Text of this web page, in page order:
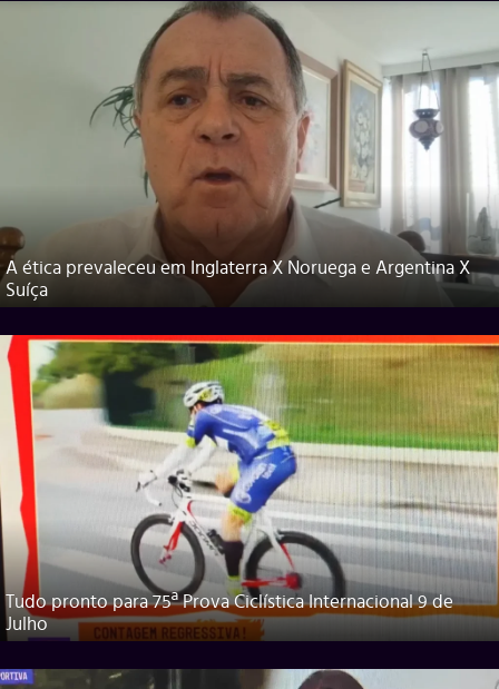
A ética prevaleceu em Inglaterra X Noruega e Argentina X
Suíça
Tudo pronto para 75ª Prova Ciclística Internacional 9 de
Julho